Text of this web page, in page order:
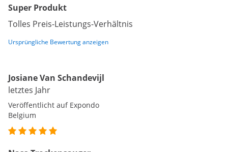
Super Produkt
Tolles Preis-Leistungs-Verhältnis
Ursprüngliche Bewertung anzeigen
Josiane Van Schandevijl
letztes Jahr
Veröffentlicht auf Expondo
Belgium